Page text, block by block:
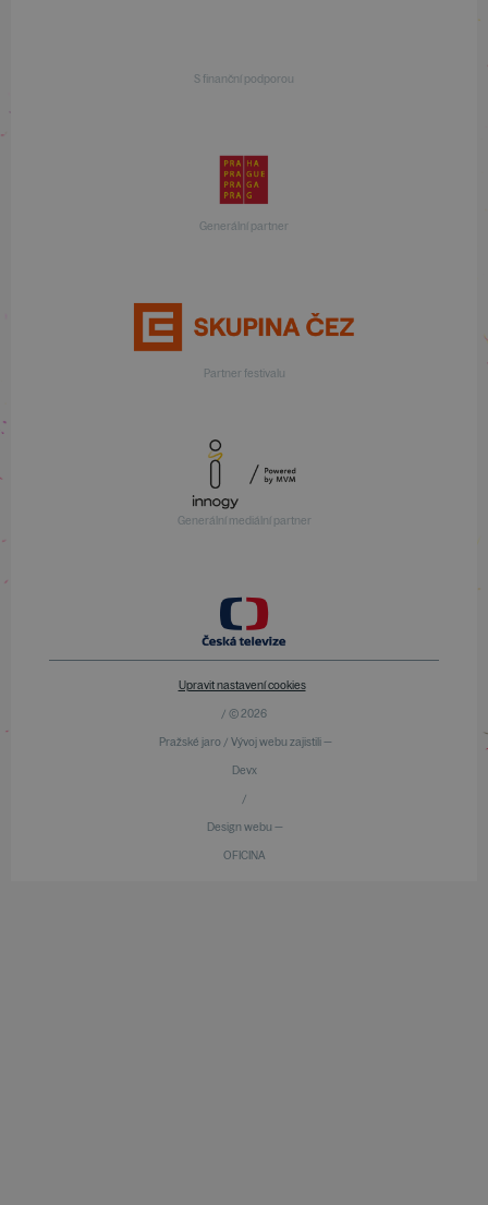
S finanční podporou
Generální partner
Partner festivalu
Generální mediální partner
Upravit nastavení cookies
/ © 2026
Pražské jaro / Vývoj webu zajistili —
Devx
/
Design webu —
OFICINA